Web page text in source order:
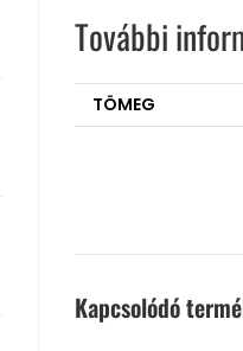
További
TÖMEG
Kapcsolódó